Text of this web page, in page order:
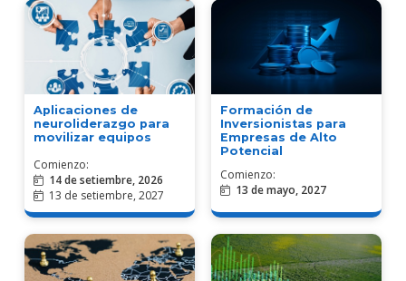
Aplicaciones de
neuroliderazgo para
movilizar equipos
Comienzo:
14 de setiembre, 2026
13 de setiembre, 2027
Formación de
Inversionistas para
Empresas de Alto
Potencial
Comienzo:
13 de mayo, 2027